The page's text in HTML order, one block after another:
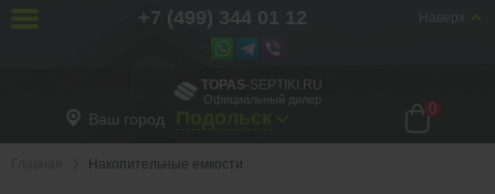
TOPAS-SEPTIKI.RU
Официальный дилер
Ваш город
0
Накопительные емкости
Наверх
+7 (499) 344 01 12